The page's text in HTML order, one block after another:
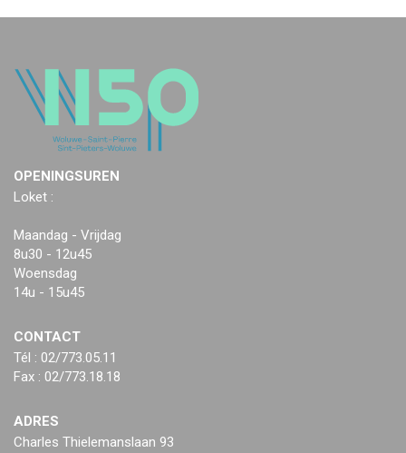
OPENINGSUREN
Loket :
Maandag - Vrijdag
8u30 - 12u45
Woensdag
14u - 15u45
CONTACT
Tél : 02/773.05.11
Fax : 02/773.18.18
ADRES
Charles Thielemanslaan 93